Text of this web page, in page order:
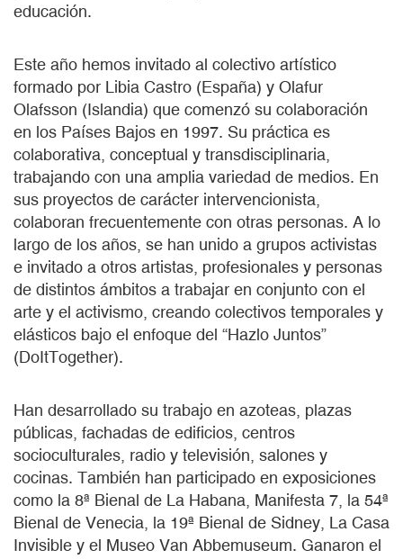
educación.
Este año hemos invitado al colectivo artístico
formado por Libia Castro (España) y Olafur
Olafsson (Islandia) que comenzó su colaboración
en los Países Bajos en 1997. Su práctica es
colaborativa, conceptual y transdisciplinaria,
trabajando con una amplia variedad de medios. En
sus proyectos de carácter intervencionista,
colaboran frecuentemente con otras personas. A lo
largo de los años, se han unido a grupos activistas
e invitado a otros artistas, profesionales y personas
de distintos ámbitos a trabajar en conjunto con el
arte y el activismo, creando colectivos temporales y
elásticos bajo el enfoque del “Hazlo Juntos”
(DoItTogether).
Han desarrollado su trabajo en azoteas, plazas
públicas, fachadas de edificios, centros
socioculturales, radio y televisión, salones y
cocinas. También han participado en exposiciones
como la 8ª Bienal de La Habana, Manifesta 7, la 54ª
Bienal de Venecia, la 19ª Bienal de Sidney, La Casa
Invisible y el Museo Van Abbemuseum. Ganaron el